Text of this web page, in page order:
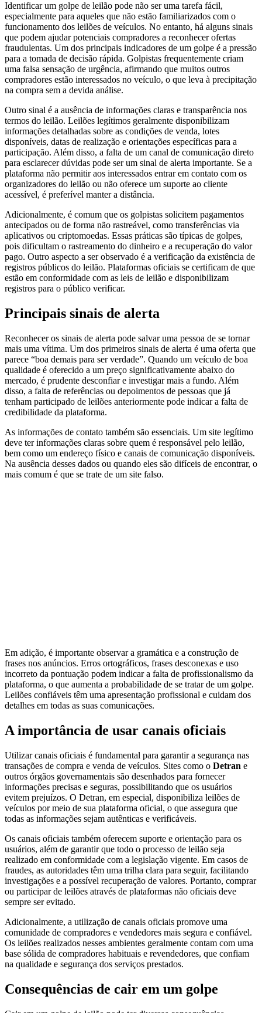
Identificar um golpe de leilão pode não ser uma tarefa fácil,
especialmente para aqueles que não estão familiarizados com o
funcionamento dos leilões de veículos. No entanto, há alguns sinais
que podem ajudar potenciais compradores a reconhecer ofertas
fraudulentas. Um dos principais indicadores de um golpe é a pressão
para a tomada de decisão rápida. Golpistas frequentemente criam
uma falsa sensação de urgência, afirmando que muitos outros
compradores estão interessados no veículo, o que leva à precipitação
na compra sem a devida análise.
Outro sinal é a ausência de informações claras e transparência nos
termos do leilão. Leilões legítimos geralmente disponibilizam
informações detalhadas sobre as condições de venda, lotes
disponíveis, datas de realização e orientações específicas para a
participação. Além disso, a falta de um canal de comunicação direto
para esclarecer dúvidas pode ser um sinal de alerta importante. Se a
plataforma não permitir aos interessados entrar em contato com os
organizadores do leilão ou não oferece um suporte ao cliente
acessível, é preferível manter a distância.
Adicionalmente, é comum que os golpistas solicitem pagamentos
antecipados ou de forma não rastreável, como transferências via
aplicativos ou criptomoedas. Essas práticas são típicas de golpes,
pois dificultam o rastreamento do dinheiro e a recuperação do valor
pago. Outro aspecto a ser observado é a verificação da existência de
registros públicos do leilão. Plataformas oficiais se certificam de que
estão em conformidade com as leis de leilão e disponibilizam
registros para o público verificar.
Principais sinais de alerta
Reconhecer os sinais de alerta pode salvar uma pessoa de se tornar
mais uma vítima. Um dos primeiros sinais de alerta é uma oferta que
parece “boa demais para ser verdade”. Quando um veículo de boa
qualidade é oferecido a um preço significativamente abaixo do
mercado, é prudente desconfiar e investigar mais a fundo. Além
disso, a falta de referências ou depoimentos de pessoas que já
tenham participado de leilões anteriormente pode indicar a falta de
credibilidade da plataforma.
As informações de contato também são essenciais. Um site legítimo
deve ter informações claras sobre quem é responsável pelo leilão,
bem como um endereço físico e canais de comunicação disponíveis.
Na ausência desses dados ou quando eles são difíceis de encontrar, o
mais comum é que se trate de um site falso.
Em adição, é importante observar a gramática e a construção de
frases nos anúncios. Erros ortográficos, frases desconexas e uso
incorreto da pontuação podem indicar a falta de profissionalismo da
plataforma, o que aumenta a probabilidade de se tratar de um golpe.
Leilões confiáveis têm uma apresentação profissional e cuidam dos
detalhes em todas as suas comunicações.
A importância de usar canais oficiais
Utilizar canais oficiais é fundamental para garantir a segurança nas
transações de compra e venda de veículos. Sites como o Detran e
outros órgãos governamentais são desenhados para fornecer
informações precisas e seguras, possibilitando que os usuários
evitem prejuízos. O Detran, em especial, disponibiliza leilões de
veículos por meio de sua plataforma oficial, o que assegura que
todas as informações sejam autênticas e verificáveis.
Os canais oficiais também oferecem suporte e orientação para os
usuários, além de garantir que todo o processo de leilão seja
realizado em conformidade com a legislação vigente. Em casos de
fraudes, as autoridades têm uma trilha clara para seguir, facilitando
investigações e a possível recuperação de valores. Portanto, comprar
ou participar de leilões através de plataformas não oficiais deve
sempre ser evitado.
Adicionalmente, a utilização de canais oficiais promove uma
comunidade de compradores e vendedores mais segura e confiável.
Os leilões realizados nesses ambientes geralmente contam com uma
base sólida de compradores habituais e revendedores, que confiam
na qualidade e segurança dos serviços prestados.
Consequências de cair em um golpe